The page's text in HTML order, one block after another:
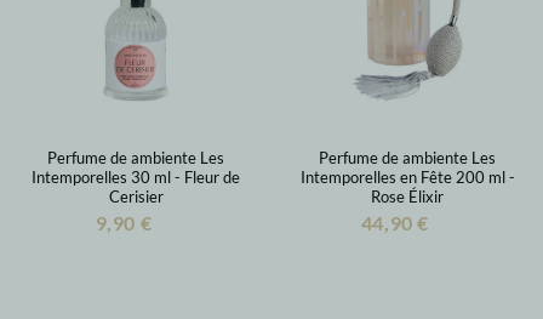
Perfume de ambiente Les
Intemporelles 30 ml - Fleur de
Cerisier
9,90 €
Perfume de ambiente Les
Intemporelles en Fête 200 ml -
Rose Élixir
44,90 €